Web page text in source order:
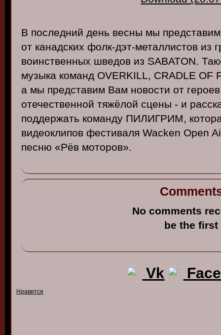
В последний день весны мы представим
от канадских фолк-дэт-металлистов из
воинственных шведов из SABATON.
музыка команд OVERKILL, CRADLE OF
а мы представим Вам новости от герое
отечественной тяжёлой сцены - и
поддержать команду ПИЛИГРИМ,
видеоклипов фестиваля Wacken Open
песню «Рёв моторов».
No comments
be the first
Vk
Нравится